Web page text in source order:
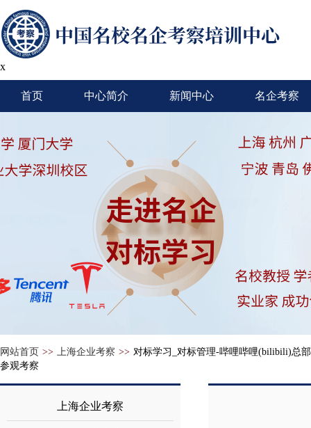
x
首页 中心简介 新闻中心 名企考察
网站首页 >> 上海企业考察 >> 对标学习_对标管理-哔哩哔哩(bilibili)总部
参观考察
上海企业考察